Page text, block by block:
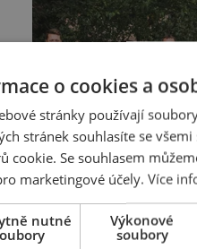
o cookies a
stránky používají
stránek souhlasíte se
cookie. Se souhlasem
marketingové účely. Více
nutné
Výkonové
soubory